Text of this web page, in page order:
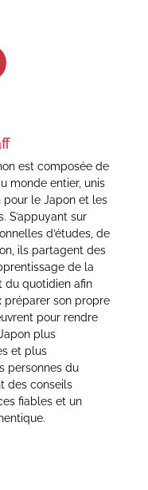
est composée de
monde entier, unis
pour le Japon et les
S’appuyant sur
d’études, de
ils partagent des
de la
du quotidien afin
préparer son propre
pour rendre
plus
et plus
personnes du
des conseils
fiables et un